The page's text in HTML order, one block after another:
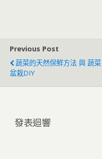
Previous Post
蔬菜的天然保鮮方法 與 蔬菜
盆栽DIY
發表迴響